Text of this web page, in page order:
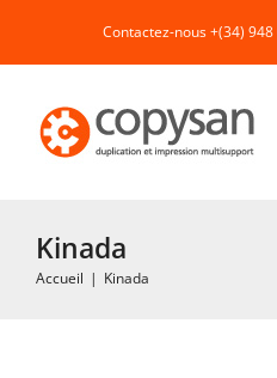
contenu
Contactez-nous +(34)
Kinada
Accueil | Kinada